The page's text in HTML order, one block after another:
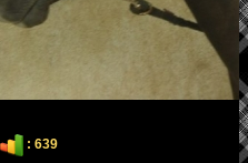
: 639